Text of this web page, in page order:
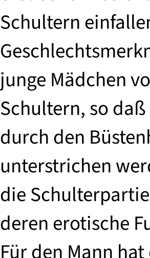
Schultern
junge Mädchen
Schultern, so
durch den
unterstrichen
die
deren erotische